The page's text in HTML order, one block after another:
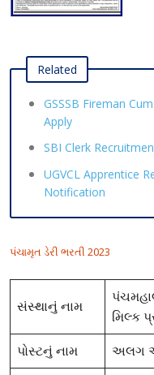
Related
GSSSB Fireman
Apply
SBI Clerk
UGVCL Apprentice
Notification
પંચામૃત ડેરી ભરતી 2023
સંસ્થાનું નામ
મિલ્ક
પોસ્ટનું નામ
અલગ